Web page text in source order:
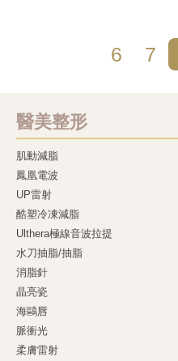
6 7
醫美整形
肌動減脂
鳳凰電波
UP雷射
酷塑冷凍減脂
Ulthera極線音波拉提
水刀抽脂/抽脂
消脂針
晶亮瓷
海鷗唇
脈衝光
柔膚雷射